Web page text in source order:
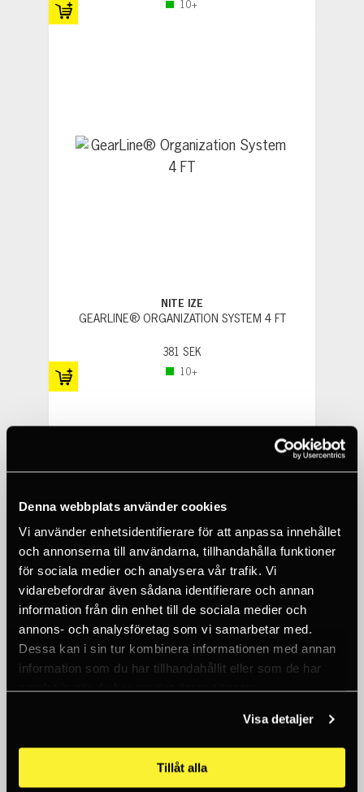
Denna webbplats använder cookies
Vi använder enhetsidentifierare för att anpassa innehållet
och annonserna till användarna, tillhandahålla funktioner
för sociala medier och analysera vår trafik. Vi
vidarebefordrar även sådana identifierare och annan
information från din enhet till de sociala medier och
annons- och analysföretag som vi samarbetar med.
Dessa kan i sin tur kombinera informationen med annan
information som du har tillhandahållit eller som de har
samlat in när du har använt deras tjänster.
Visa detaljer
Tillåt alla
10+
NITE IZE
GEARLINE® ORGANIZATION SYSTEM 4 FT
381 SEK
10+
NITE IZE